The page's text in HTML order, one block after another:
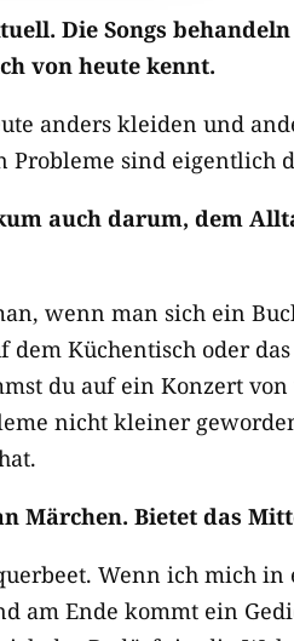
Die Songs
von heute kennt.
anders kleiden und
Probleme sind eigentlich
auch darum, dem
wenn man sich ein
dem Küchentisch oder
du auf ein Konzert
nicht kleiner
Märchen. Bietet das
Wenn ich mich
am Ende kommt ein